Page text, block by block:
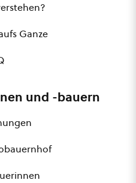
Ganze
und -bauern